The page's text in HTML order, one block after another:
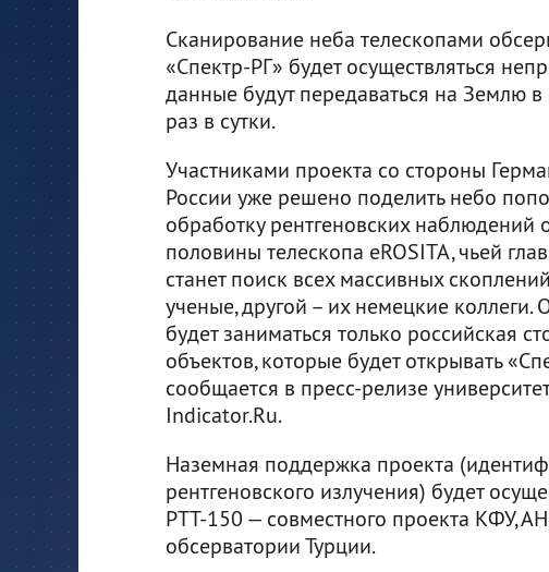
Сканирование неба телескопами
«Спектр-РГ» будет осуществляться
данные будут передаваться на Землю
раз в сутки.
Участниками проекта со стороны
России уже решено поделить небо
обработку рентгеновских наблюдений
половины телескопа eROSITA, чьей
станет поиск всех массивных
ученые, другой – их немецкие
будет заниматься только российская
объектов, которые будет открывать
сообщается в пресс-релизе
Indicator.Ru.
Наземная поддержка проекта
рентгеновского излучения) будет
РТТ-150 — совместного проекта КФУ,
обсерватории Турции.